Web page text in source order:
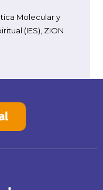
Molecular y
(IES), ZION